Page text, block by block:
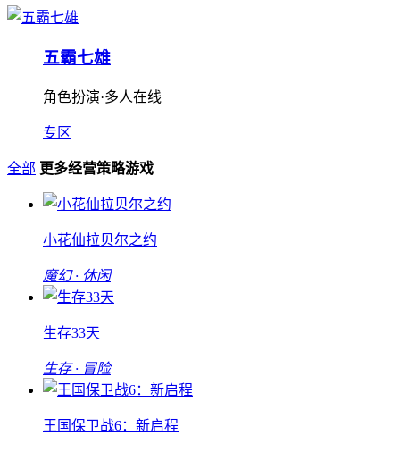
五霸七雄
角色扮演·多人在线
专区
全部 更多经营策略游戏
小花仙拉贝尔之约
魔幻 · 休闲
生存33天
生存 · 冒险
王国保卫战6：新启程